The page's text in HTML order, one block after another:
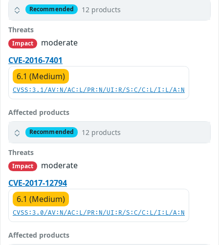
Recommended 12 products
Threats
Impact
moderate
CVE-2016-7401
6.1 (Medium)
CVSS:3.1/AV:N/AC:L/PR:N/UI:R/S:C/C:L/I:L/A:N
Affected products
Recommended 12 products
Threats
Impact
moderate
CVE-2017-12794
6.1 (Medium)
CVSS:3.0/AV:N/AC:L/PR:N/UI:R/S:C/C:L/I:L/A:N
Affected products